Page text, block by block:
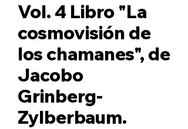
Vol. 4 Libro "La
cosmovisión de
los chamanes", de
Jacobo
Grinberg-
Zylberbaum.